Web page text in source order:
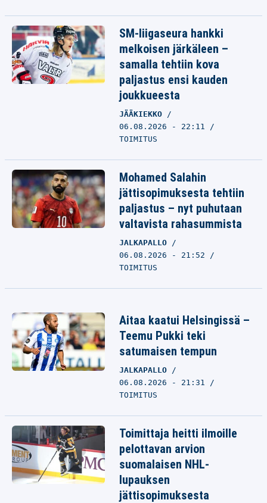
SM-liigaseura hankki
melkoisen järkäleen –
samalla tehtiin kova
paljastus ensi kauden
joukkueesta
JÄÄKIEKKO
06.08.2026 - 22:11
TOIMITUS
Mohamed Salahin
jättisopimuksesta tehtiin
paljastus – nyt puhutaan
valtavista rahasummista
JALKAPALLO
06.08.2026 - 21:52
TOIMITUS
Aitaa kaatui Helsingissä –
Teemu Pukki teki
satumaisen tempun
JALKAPALLO
06.08.2026 - 21:31
TOIMITUS
Toimittaja heitti ilmoille
pelottavan arvion
suomalaisen NHL-
lupauksen
jättisopimuksesta